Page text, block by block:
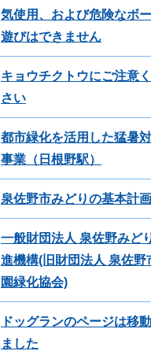
気使用、および危険なボ
遊びはできません
キョウチクトウにご注意
さい
都市緑化を活用した猛暑
事業（日根野駅）
泉佐野市みどりの基本計画
一般財団法人 泉佐野みど
進機構(旧財団法人 泉佐野
園緑化協会)
ドッグランのページは移
ました